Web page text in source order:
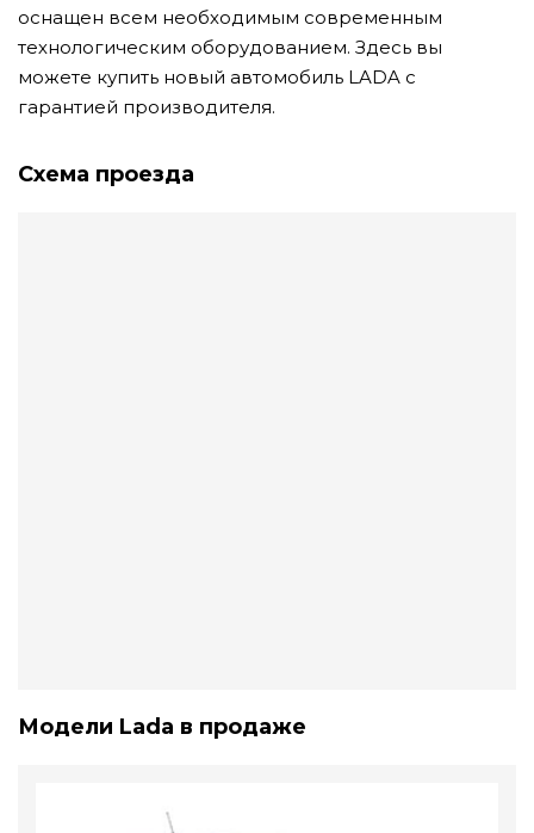
оснащен всем необходимым современным
технологическим оборудованием. Здесь вы
можете купить новый автомобиль LADA с
гарантией производителя.
Схема проезда
Модели Lada в продаже